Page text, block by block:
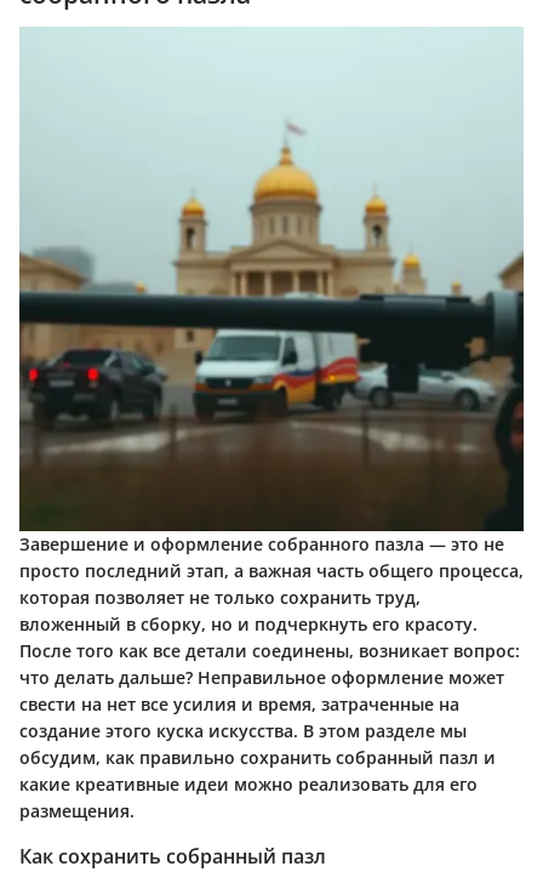
Завершение и оформление собранного пазла — это не
просто последний этап, а важная часть общего процесса,
которая позволяет не только сохранить труд,
вложенный в сборку, но и подчеркнуть его красоту.
После того как все детали соединены, возникает вопрос:
что делать дальше? Неправильное оформление может
свести на нет все усилия и время, затраченные на
создание этого куска искусства. В этом разделе мы
обсудим, как правильно сохранить собранный пазл и
какие креативные идеи можно реализовать для его
размещения.
Как сохранить собранный пазл